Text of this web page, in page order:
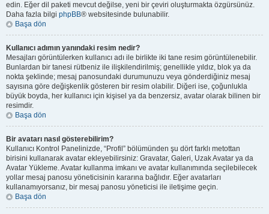
edin. Eğer dil paketi mevcut değilse, yeni bir çeviri oluşturmakta özgürsünüz.
Daha fazla bilgi phpBB® websitesinde bulunabilir.
Başa dön
Kullanıcı adımın yanındaki resim nedir?
Mesajları görüntülerken kullanıcı adı ile birlikte iki tane resim görüntülenebilir.
Bunlardan bir tanesi rütbeniz ile ilişkilendirilmiş; genellikle yıldız, blok ya da
nokta şeklinde; mesaj panosundaki durumunuzu veya gönderdiğiniz mesaj
sayısına göre değişkenlik gösteren bir resim olabilir. Diğeri ise, çoğunlukla
büyük boyda, her kullanıcı için kişisel ya da benzersiz, avatar olarak bilinen bir
resimdir.
Başa dön
Bir avatarı nasıl gösterebilirim?
Kullanıcı Kontrol Panelinizde, “Profil” bölümünden şu dört farklı metottan
birisini kullanarak avatar ekleyebilirsiniz: Gravatar, Galeri, Uzak Avatar ya da
Avatar Yükleme. Avatar kullanma imkanı ve avatar kullanımında seçilebilecek
yollar mesaj panosu yöneticisinin kararına bağlıdır. Eğer avatarları
kullanamıyorsanız, bir mesaj panosu yöneticisi ile iletişime geçin.
Başa dön